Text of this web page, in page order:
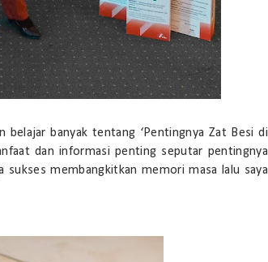
banyak tentang ‘Pentingnya Zat Besi di
dan informasi penting seputar pentingnya
membangkitkan memori masa lalu saya